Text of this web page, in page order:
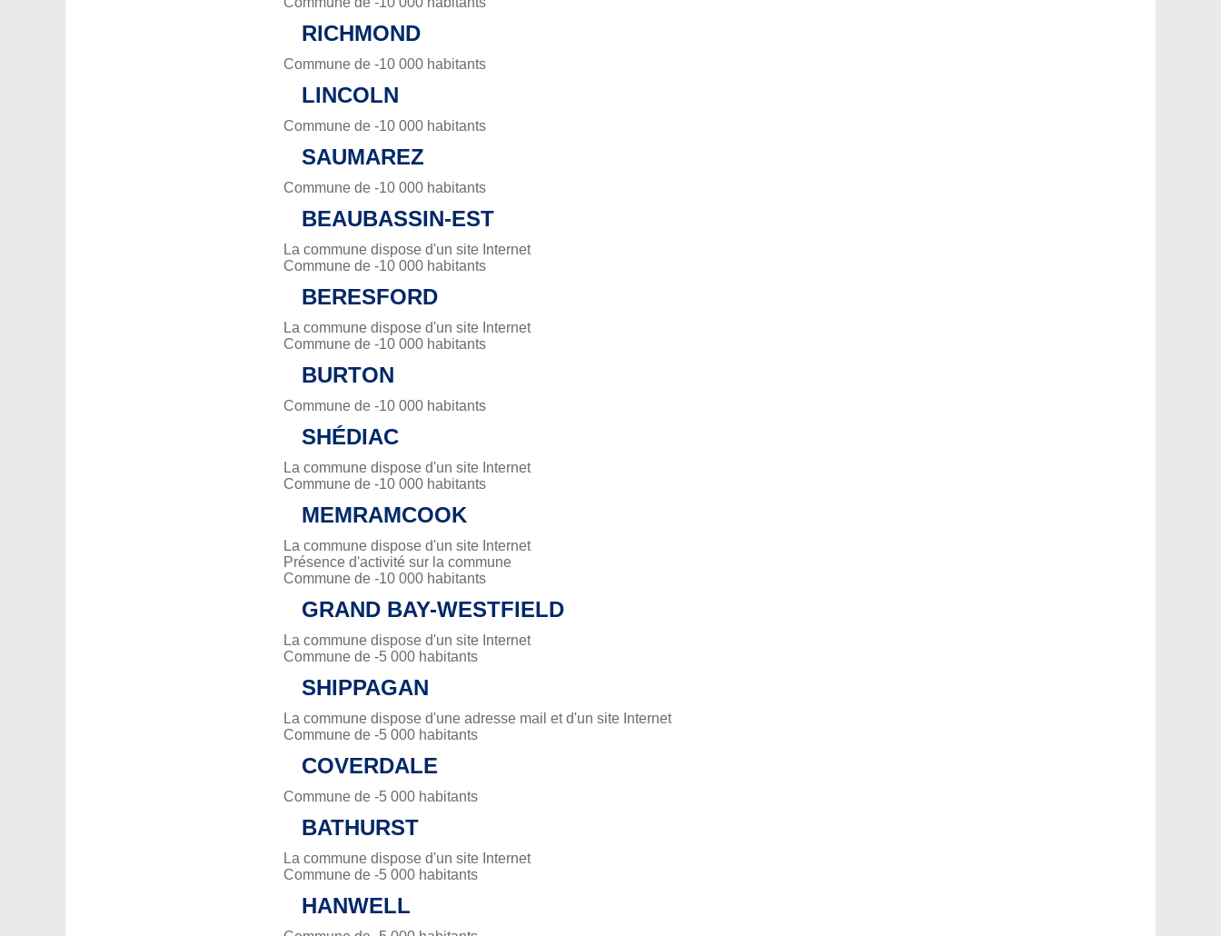
RICHMOND
Commune de -10 000 habitants
LINCOLN
Commune de -10 000 habitants
SAUMAREZ
Commune de -10 000 habitants
BEAUBASSIN-EST
La commune dispose d'un site Internet
Commune de -10 000 habitants
BERESFORD
La commune dispose d'un site Internet
Commune de -10 000 habitants
BURTON
Commune de -10 000 habitants
SHÉDIAC
La commune dispose d'un site Internet
Commune de -10 000 habitants
MEMRAMCOOK
La commune dispose d'un site Internet
Présence d'activité sur la commune
Commune de -10 000 habitants
GRAND BAY-WESTFIELD
La commune dispose d'un site Internet
Commune de -5 000 habitants
SHIPPAGAN
La commune dispose d'une adresse mail et d'un site Internet
Commune de -5 000 habitants
COVERDALE
Commune de -5 000 habitants
BATHURST
La commune dispose d'un site Internet
Commune de -5 000 habitants
HANWELL